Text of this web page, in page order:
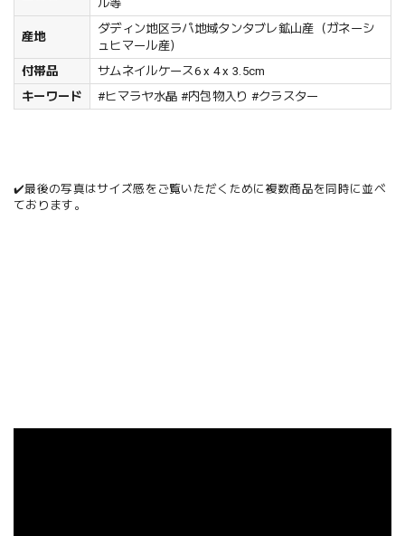
ル等
産地
ダディン地区ラパ地域タンタブレ鉱山産（ガネーシ
ュヒマール産）
付帯品
サムネイルケース6 x 4 x 3.5cm
キーワード
#ヒマラヤ水晶 #内包物入り #クラスター
✔️最後の写真はサイズ感をご覧いただくために複数商品を同時に並べ
ております。